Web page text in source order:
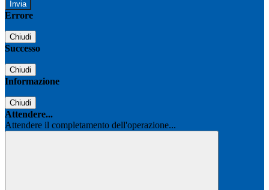
Errore
Chiudi
Successo
Chiudi
Informazione
Chiudi
Attendere...
Attendere il completamento dell'operazione...